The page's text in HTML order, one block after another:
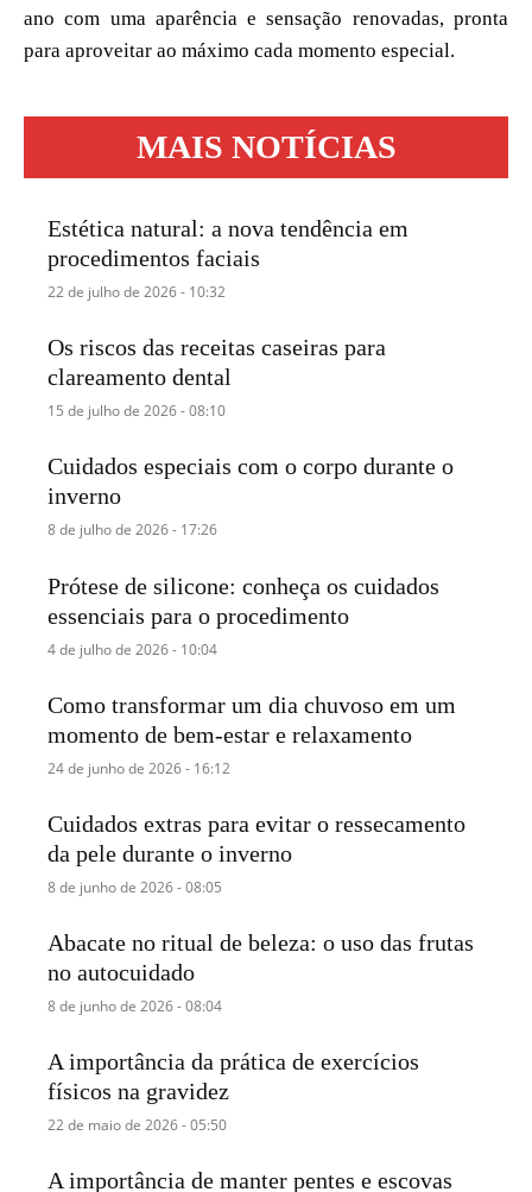
ano com uma aparência e sensação renovadas, pronta
para aproveitar ao máximo cada momento especial.
MAIS NOTÍCIAS
Estética natural: a nova tendência em
procedimentos faciais
22 de julho de 2026 - 10:32
Os riscos das receitas caseiras para
clareamento dental
15 de julho de 2026 - 08:10
Cuidados especiais com o corpo durante o
inverno
8 de julho de 2026 - 17:26
Prótese de silicone: conheça os cuidados
essenciais para o procedimento
4 de julho de 2026 - 10:04
Como transformar um dia chuvoso em um
momento de bem-estar e relaxamento
24 de junho de 2026 - 16:12
Cuidados extras para evitar o ressecamento
da pele durante o inverno
8 de junho de 2026 - 08:05
Abacate no ritual de beleza: o uso das frutas
no autocuidado
8 de junho de 2026 - 08:04
A importância da prática de exercícios
físicos na gravidez
22 de maio de 2026 - 05:50
A importância de manter pentes e escovas